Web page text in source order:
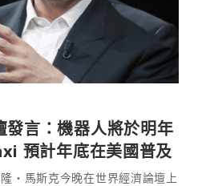
發言：機器人將於明年
預計年底在美國普及
・馬斯克今晚在世界經濟論壇上